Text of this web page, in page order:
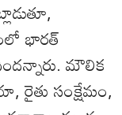
భారత్
మౌలిక
రైతు సంక్షేమం,